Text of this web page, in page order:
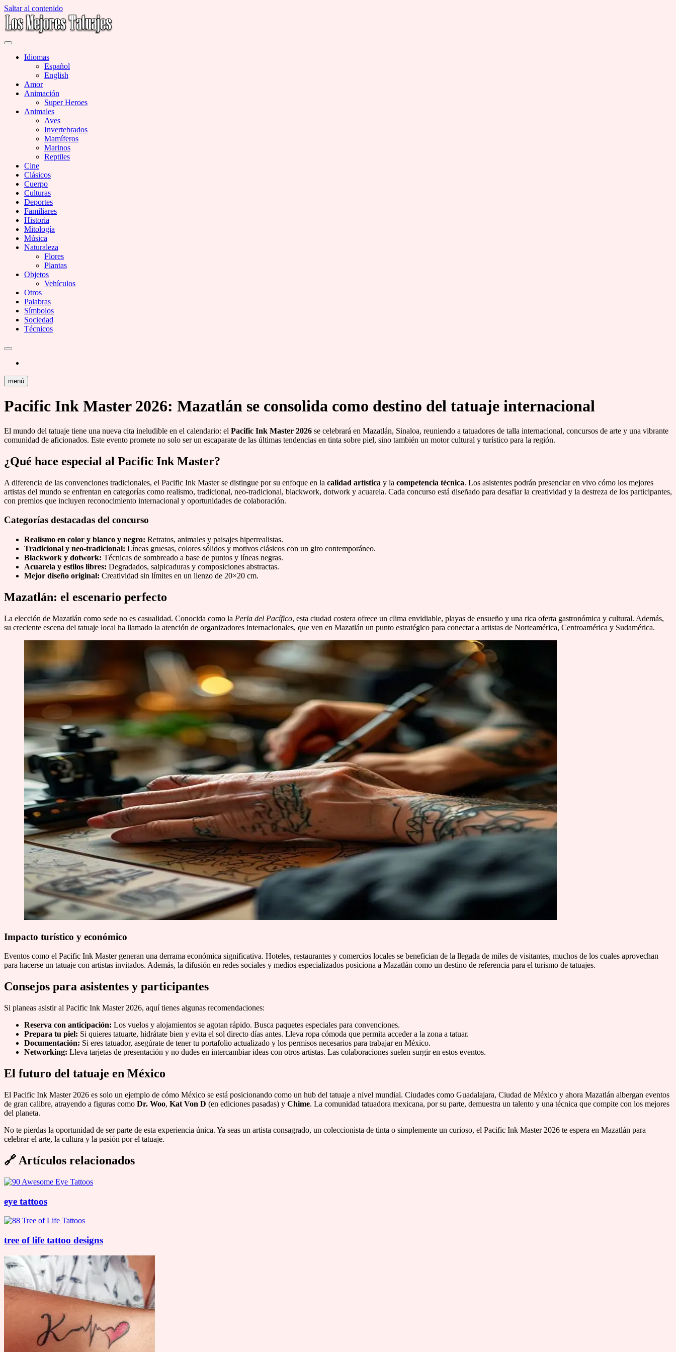
Saltar al contenido
Miles de Imágenes de Tatuajes en Galerías
Idiomas
Español
English
Amor
Animación
Super Heroes
Animales
Aves
Invertebrados
Mamíferos
Marinos
Reptiles
Cine
Clásicos
Cuerpo
Culturas
Deportes
Familiares
Historia
Mitología
Música
Naturaleza
Flores
Plantas
Objetos
Vehículos
Otros
Palabras
Símbolos
Sociedad
Técnicos
menú
Pacific Ink Master 2026: Mazatlán se consolida como destino del tatuaje internacional
El mundo del tatuaje tiene una nueva cita ineludible en el calendario: el Pacific Ink Master 2026 se celebrará en Mazatlán, Sinaloa, reuniendo a tatuadores de talla internacional, concursos de arte y una vibrante
comunidad de aficionados. Este evento promete no solo ser un escaparate de las últimas tendencias en tinta sobre piel, sino también un motor cultural y turístico para la región.
¿Qué hace especial al Pacific Ink Master?
A diferencia de las convenciones tradicionales, el Pacific Ink Master se distingue por su enfoque en la calidad artística y la competencia técnica. Los asistentes podrán presenciar en vivo cómo los mejores
artistas del mundo se enfrentan en categorías como realismo, tradicional, neo-tradicional, blackwork, dotwork y acuarela. Cada concurso está diseñado para desafiar la creatividad y la destreza de los participantes,
con premios que incluyen reconocimiento internacional y oportunidades de colaboración.
Categorías destacadas del concurso
Realismo en color y blanco y negro: Retratos, animales y paisajes hiperrealistas.
Tradicional y neo-tradicional: Líneas gruesas, colores sólidos y motivos clásicos con un giro contemporáneo.
Blackwork y dotwork: Técnicas de sombreado a base de puntos y líneas negras.
Acuarela y estilos libres: Degradados, salpicaduras y composiciones abstractas.
Mejor diseño original: Creatividad sin límites en un lienzo de 20×20 cm.
Mazatlán: el escenario perfecto
La elección de Mazatlán como sede no es casualidad. Conocida como la Perla del Pacífico, esta ciudad costera ofrece un clima envidiable, playas de ensueño y una rica oferta gastronómica y cultural. Además,
su creciente escena del tatuaje local ha llamado la atención de organizadores internacionales, que ven en Mazatlán un punto estratégico para conectar a artistas de Norteamérica, Centroamérica y Sudamérica.
Impacto turístico y económico
Eventos como el Pacific Ink Master generan una derrama económica significativa. Hoteles, restaurantes y comercios locales se benefician de la llegada de miles de visitantes, muchos de los cuales aprovechan
para hacerse un tatuaje con artistas invitados. Además, la difusión en redes sociales y medios especializados posiciona a Mazatlán como un destino de referencia para el turismo de tatuajes.
Consejos para asistentes y participantes
Si planeas asistir al Pacific Ink Master 2026, aquí tienes algunas recomendaciones:
Reserva con anticipación: Los vuelos y alojamientos se agotan rápido. Busca paquetes especiales para convenciones.
Prepara tu piel: Si quieres tatuarte, hidrátate bien y evita el sol directo días antes. Lleva ropa cómoda que permita acceder a la zona a tatuar.
Documentación: Si eres tatuador, asegúrate de tener tu portafolio actualizado y los permisos necesarios para trabajar en México.
Networking: Lleva tarjetas de presentación y no dudes en intercambiar ideas con otros artistas. Las colaboraciones suelen surgir en estos eventos.
El futuro del tatuaje en México
El Pacific Ink Master 2026 es solo un ejemplo de cómo México se está posicionando como un hub del tatuaje a nivel mundial. Ciudades como Guadalajara, Ciudad de México y ahora Mazatlán albergan eventos
de gran calibre, atrayendo a figuras como Dr. Woo, Kat Von D (en ediciones pasadas) y Chime. La comunidad tatuadora mexicana, por su parte, demuestra un talento y una técnica que compite con los mejores
del planeta.
No te pierdas la oportunidad de ser parte de esta experiencia única. Ya seas un artista consagrado, un coleccionista de tinta o simplemente un curioso, el Pacific Ink Master 2026 te espera en Mazatlán para
celebrar el arte, la cultura y la pasión por el tatuaje.
🔗 Artículos relacionados
eye tattoos
tree of life tattoo designs